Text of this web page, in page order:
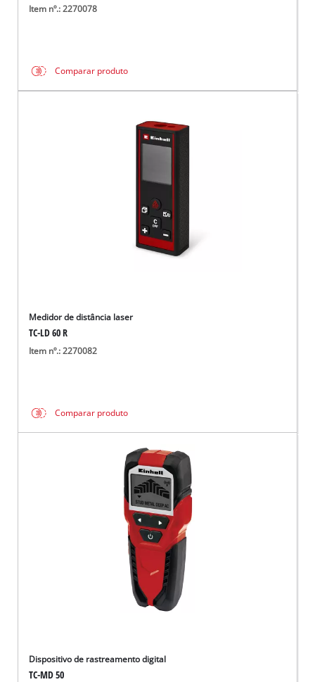
Item nº.: 2270078
Comparar produto
Medidor de distância laser
TC-LD 60 R
Item nº.: 2270082
Comparar produto
Dispositivo de rastreamento digital
TC-MD 50